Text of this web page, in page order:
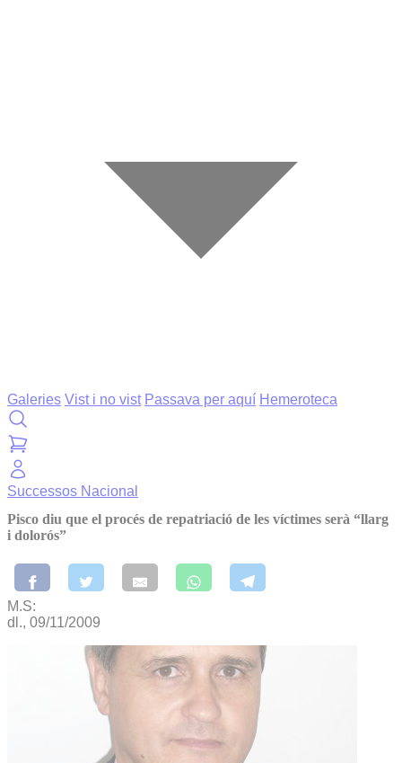
Galeries Vist i no vist Passava per aquí Hemeroteca
Successos Nacional
Pisco diu que el procés de repatriació de les víctimes serà “llarg
i dolorós”
M.S:
dl., 09/11/2009